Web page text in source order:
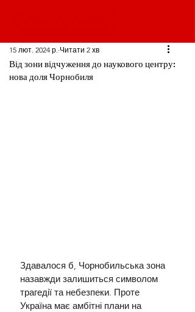
Від зони відчуження до наукового центру:
нова доля Чорнобиля
15 лют. 2024 р. Читати 2 хв
Здавалося б, Чорнобильська зона
назавжди залишиться символом
трагедії та небезпеки. Проте
Україна має амбітні плани на